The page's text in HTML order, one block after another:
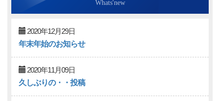
Whats'new
2020年12月29日
年末年始のお知らせ
2020年11月09日
久しぶりの・・投稿